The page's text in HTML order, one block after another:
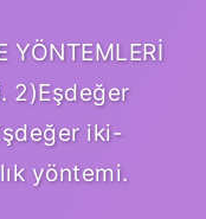
YÖNTEMLERİ
2)Eşdeğer
iki-
yöntemi.